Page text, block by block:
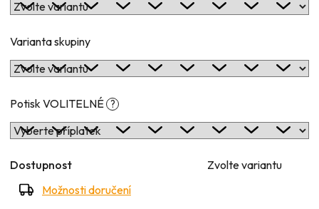
Varianta skupiny
Potisk VOLITELNÉ ?
Dostupnost
Zvolte variantu
Možnosti doručení